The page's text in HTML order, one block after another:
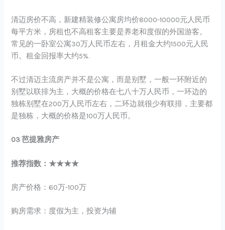
清迈房价不高，新建精装修公寓房均价8000-10000元人民币
每平方米，房租也不高租客主要是养老和度假的外国游客。
常见的一卧室公寓30万人民币左右，月租金大约1500元人民
币。租金回报率大约5%.
不过清迈主流房产并不是公寓，而是别墅，一般一环附近的
别墅以联排为主，大概的价格在七八十万人民币，一环边的
独栋别墅在200万人民币左右，二环边就很少有联排，主要都
是独栋，大概的价格是100万人民币。
03 芭提雅房产
推荐指数：★★★★
房产价格：60万-100万
购房需求：度假为主，投资为辅